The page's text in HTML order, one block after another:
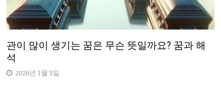
관이 많이 생기는 꿈은 무슨 뜻일까요? 꿈과 해
석
2026년 1월 5일